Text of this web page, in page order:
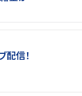
信！